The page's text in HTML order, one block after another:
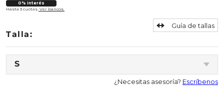
0% Interés
Hasta 3 cuotas. Ver bancos.
S
Guía de tallas
¿Necesitas asesoría? Escríbenos